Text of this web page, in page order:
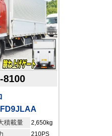
8100
積載量 2,650kg
210PS